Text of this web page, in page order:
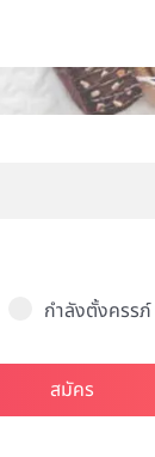
กำลังตั้งครรภ์
สมัคร